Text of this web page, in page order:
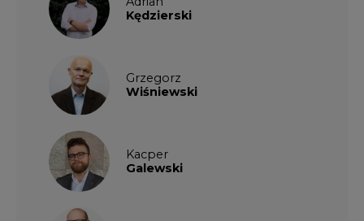
Kędzierski
Grzegorz
Wiśniewski
Kacper
Galewski